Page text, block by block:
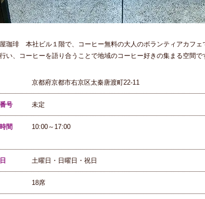
珈琲 本社ビル１階で、コーヒー無料の大人のボランティアカフ
い、コーヒーを語り合うことで地域のコーヒー好きの集まる空間で
京都府京都市右京区太秦唐渡町22-11
号 未定
間 10:00～17:00
土曜日・日曜日・祝日
18席